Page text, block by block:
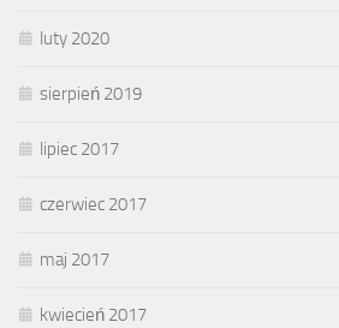
luty 2020
sierpień 2019
lipiec 2017
czerwiec 2017
maj 2017
kwiecień 2017